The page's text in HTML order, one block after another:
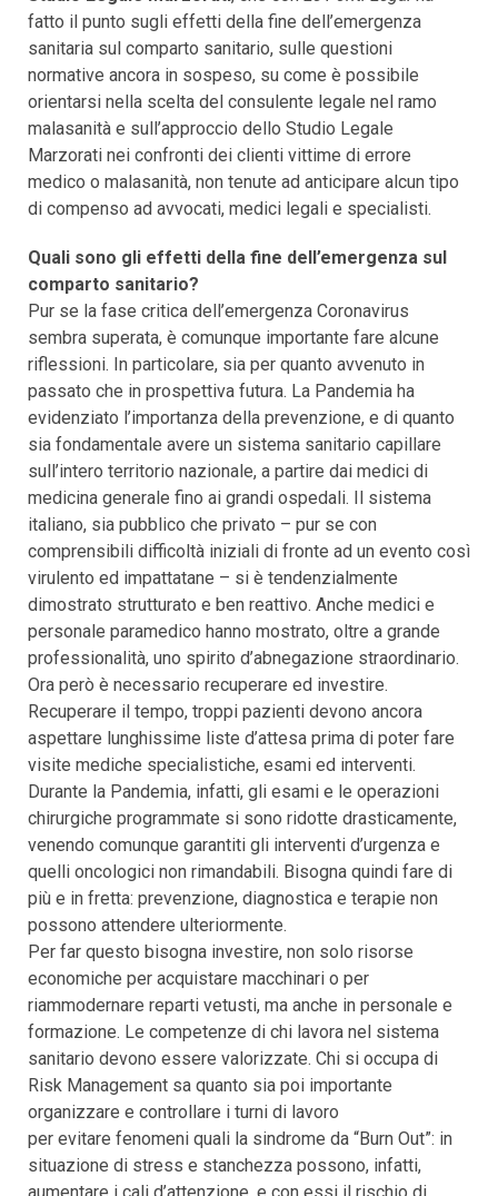
fatto il punto sugli effetti della fine dell’emergenza
sanitaria sul comparto sanitario, sulle questioni
normative ancora in sospeso, su come è possibile
orientarsi nella scelta del consulente legale nel ramo
malasanità e sull’approccio dello Studio Legale
Marzorati nei confronti dei clienti vittime di errore
medico o malasanità, non tenute ad anticipare alcun tipo
di compenso ad avvocati, medici legali e specialisti.
Quali sono gli effetti della fine dell’emergenza sul
comparto sanitario?
Pur se la fase critica dell’emergenza Coronavirus
sembra superata, è comunque importante fare alcune
riflessioni. In particolare, sia per quanto avvenuto in
passato che in prospettiva futura. La Pandemia ha
evidenziato l’importanza della prevenzione, e di quanto
sia fondamentale avere un sistema sanitario capillare
sull’intero territorio nazionale, a partire dai medici di
medicina generale fino ai grandi ospedali. Il sistema
italiano, sia pubblico che privato – pur se con
comprensibili difficoltà iniziali di fronte ad un evento così
virulento ed impattatane – si è tendenzialmente
dimostrato strutturato e ben reattivo. Anche medici e
personale paramedico hanno mostrato, oltre a grande
professionalità, uno spirito d’abnegazione straordinario.
Ora però è necessario recuperare ed investire.
Recuperare il tempo, troppi pazienti devono ancora
aspettare lunghissime liste d’attesa prima di poter fare
visite mediche specialistiche, esami ed interventi.
Durante la Pandemia, infatti, gli esami e le operazioni
chirurgiche programmate si sono ridotte drasticamente,
venendo comunque garantiti gli interventi d’urgenza e
quelli oncologici non rimandabili. Bisogna quindi fare di
più e in fretta: prevenzione, diagnostica e terapie non
possono attendere ulteriormente.
Per far questo bisogna investire, non solo risorse
economiche per acquistare macchinari o per
riammodernare reparti vetusti, ma anche in personale e
formazione. Le competenze di chi lavora nel sistema
sanitario devono essere valorizzate. Chi si occupa di
Risk Management sa quanto sia poi importante
organizzare e controllare i turni di lavoro
per evitare fenomeni quali la sindrome da “Burn Out”: in
situazione di stress e stanchezza possono, infatti,